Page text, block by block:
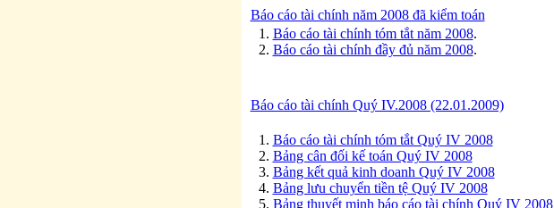
Báo cáo tài chính năm 2008 đã kiểm toán
1. Báo cáo tài chính tóm tắt năm 2008.
2. Báo cáo tài chính đầy đủ năm 2008.
Báo cáo tài chính Quý IV.2008 (22.01.2009)
1. Báo cáo tài chính tóm tắt Quý IV 2008
2. Bảng cân đối kế toán Quý IV 2008
3. Bảng kết quả kinh doanh Quý IV 2008
4. Bảng lưu chuyển tiền tệ Quý IV 2008
5. Bảng thuyết minh báo cáo tài chính Quý IV 2008